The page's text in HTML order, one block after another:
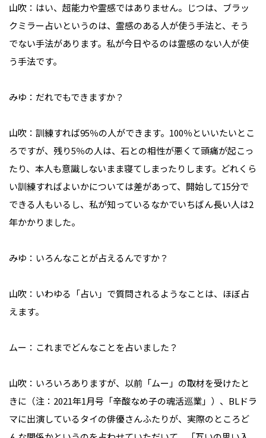
山吹：はい、超能力や霊感ではありません。じつは、ブラッ
クミラー占いというのは、霊感のある人が使う手法と、そう
でない手法があります。私が今日やるのは霊感のない人が使
う手法です。
みゆ：だれでもできますか？
山吹：訓練すれば95％の人ができます。100％といいたいとこ
ろですが、残り5％の人は、石との相性が悪くて頭痛が起こっ
たり、本人も意識しないまま寝てしまったりします。どれくら
い訓練すればよいかについては差があって、開始して15分で
できる人もいるし、私が知っているなかでいちばん長い人は2
年かかりました。
みゆ：いろんなことが占えるんですか？
山吹：いわゆる「占い」で質問されるようなことは、ほぼ占
えます。
ムー：これまでどんなことを占いました？
山吹：いろいろありますが、以前「ムー」の取材を受けたと
きに（注：2021年1月号「辛酸なめ子の魂活巡業」）、BLドラ
マに出演しているタイの俳優さんふたりが、実際のところど